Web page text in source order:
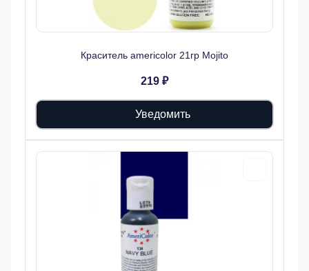
Краситель americolor 21гр Mojito
219 ₽
Уведомить